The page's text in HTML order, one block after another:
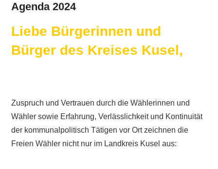
Agenda 2024
Liebe Bürgerinnen und
Bürger des Kreises Kusel,
Zuspruch und Vertrauen durch die Wählerinnen und
Wähler sowie Erfahrung, Verlässlichkeit und Kontinuität
der kommunalpolitisch Tätigen vor Ort zeichnen die
Freien Wähler nicht nur im Landkreis Kusel aus: